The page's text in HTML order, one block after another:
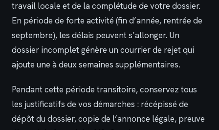
travail locale et de la complétude de votre dossier.
En période de forte activité (fin d’année, rentrée de
septembre), les délais peuvent s’allonger. Un
dossier incomplet génère un courrier de rejet qui
ajoute une à deux semaines supplémentaires.
Pendant cette période transitoire, conservez tous
les justificatifs de vos démarches : récépissé de
dépôt du dossier, copie de l’annonce légale, preuve